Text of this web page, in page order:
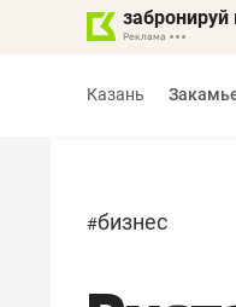
забронируй
Казань
#бизнес